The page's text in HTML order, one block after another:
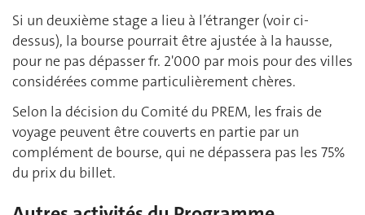
Si un deuxième stage a lieu à l’étranger (voir ci-
dessus), la bourse pourrait être ajustée à la hausse,
pour ne pas dépasser fr. 2'000 par mois pour des villes
considérées comme particulièrement chères.
Selon la décision du Comité du PREM, les frais de
voyage peuvent être couverts en partie par un
complément de bourse, qui ne dépassera pas les 75%
du prix du billet.